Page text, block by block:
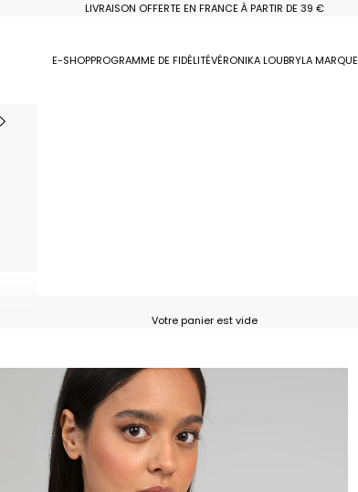
LIVRAISON OFFERTE EN FRANCE À PARTIR DE 39 €
E-SHOPPROGRAMME DE FIDÉLITÉVÉRONIKA LOUBRYLA MARQUE
Votre panier est vide